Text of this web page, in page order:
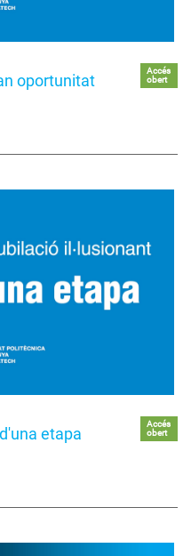
oportunitat
Accés
obert
etapa
Accés
obert